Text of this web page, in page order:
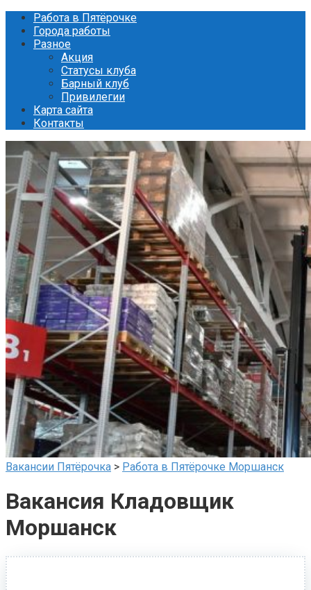
Перейти
контенту
Работа в Пятёрочке
Города работы
Разное
Акция
Статусы клуба
Барный клуб
Привилегии
Карта сайта
Контакты
Вакансии Пятёрочка > Работа в Пятёрочке Моршанск
Вакансия Кладовщик
Моршанск